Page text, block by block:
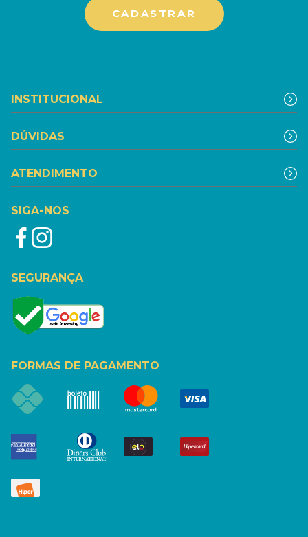
INSTITUCIONAL
DÚVIDAS
ATENDIMENTO
SIGA-NOS
SEGURANÇA
FORMAS DE PAGAMENTO